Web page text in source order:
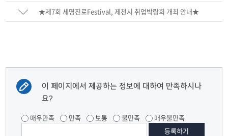
★제7회 세명진로Festival, 제천시 취업박람회 개최 안내★
이 페이지에서 제공하는 정보에 대하여 만족하시나
요?
매우만족 만족 보통 불만족 매우불만족